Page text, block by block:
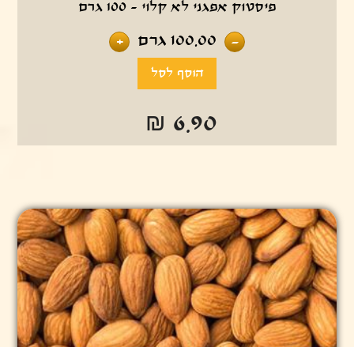
פיסטוק אפגני לא קלוי - 100 גרם
-
100.00 גרם +
₪ 6.90